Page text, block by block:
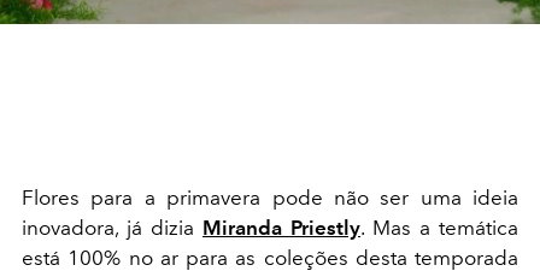
Flores para a primavera pode não ser uma ideia
inovadora, já dizia Miranda Priestly. Mas a temática
está 100% no ar para as coleções desta temporada